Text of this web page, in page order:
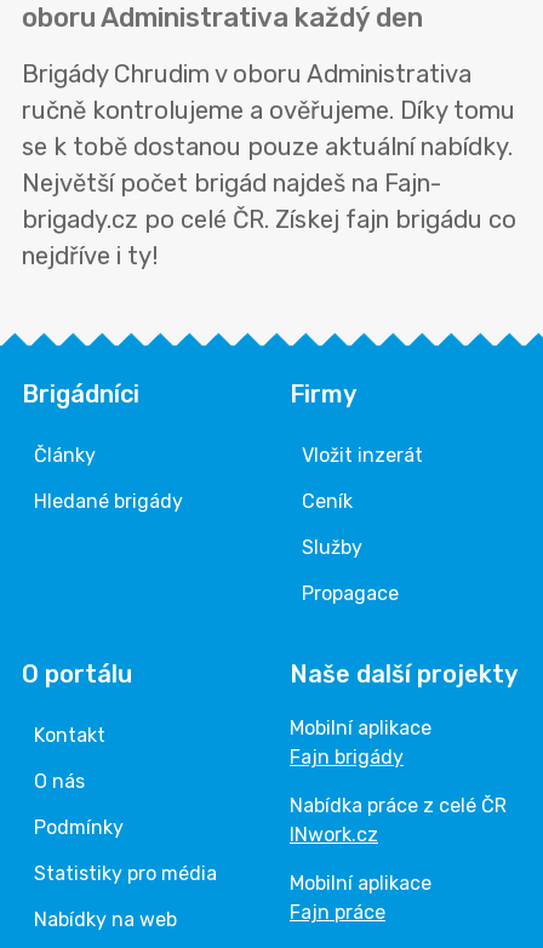
oboru Administrativa každý den
Brigády Chrudim v oboru Administrativa
ručně kontrolujeme a ověřujeme. Díky tomu
se k tobě dostanou pouze aktuální nabídky.
Největší počet brigád najdeš na Fajn-
brigady.cz po celé ČR. Získej fajn brigádu co
nejdříve i ty!
Brigádníci
Články
Hledané brigády
Firmy
Vložit inzerát
Ceník
Služby
Propagace
O portálu
Kontakt
O nás
Podmínky
Statistiky pro média
Nabídky na web
Naše další projekty
Mobilní aplikace
Fajn brigády
Nabídka práce z celé ČR
INwork.cz
Mobilní aplikace
Fajn práce